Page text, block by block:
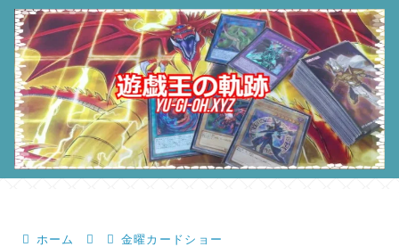
ホーム 金曜カードショー